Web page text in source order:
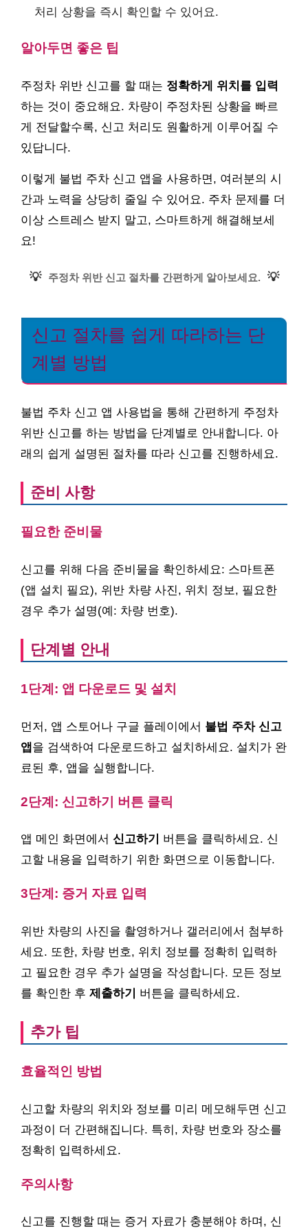
처리 상황을 즉시 확인할 수 있어요.
알아두면 좋은 팁
주정차 위반 신고를 할 때는 정확하게 위치를 입력
하는 것이 중요해요. 차량이 주정차된 상황을 빠르
게 전달할수록, 신고 처리도 원활하게 이루어질 수
있답니다.
이렇게 불법 주차 신고 앱을 사용하면, 여러분의 시
간과 노력을 상당히 줄일 수 있어요. 주차 문제를 더
이상 스트레스 받지 말고, 스마트하게 해결해보세
요!
💡 주정차 위반 신고 절차를 간편하게 알아보세요. 💡
신고 절차를 쉽게 따라하는 단
계별 방법
불법 주차 신고 앱 사용법을 통해 간편하게 주정차
위반 신고를 하는 방법을 단계별로 안내합니다. 아
래의 쉽게 설명된 절차를 따라 신고를 진행하세요.
준비 사항
필요한 준비물
신고를 위해 다음 준비물을 확인하세요: 스마트폰
(앱 설치 필요), 위반 차량 사진, 위치 정보, 필요한
경우 추가 설명(예: 차량 번호).
단계별 안내
1단계: 앱 다운로드 및 설치
먼저, 앱 스토어나 구글 플레이에서 불법 주차 신고
앱 을 검색하여 다운로드하고 설치하세요. 설치가 완
료된 후, 앱을 실행합니다.
2단계: 신고하기 버튼 클릭
앱 메인 화면에서 신고하기
버튼을 클릭하세요. 신
고할 내용을 입력하기 위한 화면으로 이동합니다.
3단계: 증거 자료 입력
위반 차량의 사진을 촬영하거나 갤러리에서 첨부하
세요. 또한, 차량 번호, 위치 정보를 정확히 입력하
고 필요한 경우 추가 설명을 작성합니다. 모든 정보
를 확인한 후 제출하기 버튼을 클릭하세요.
추가 팁
효율적인 방법
신고할 차량의 위치와 정보를 미리 메모해두면 신고
과정이 더 간편해집니다. 특히, 차량 번호와 장소를
정확히 입력하세요.
주의사항
신고를 진행할 때는 증거 자료가 충분해야 하며, 신